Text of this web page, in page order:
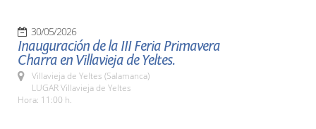
30/05/2026
Inauguración de la III Feria Primavera
Charra en Villavieja de Yeltes.
Villavieja de Yeltes (Salamanca)
LUGAR Villavieja de Yeltes
Hora: 11:00 h.